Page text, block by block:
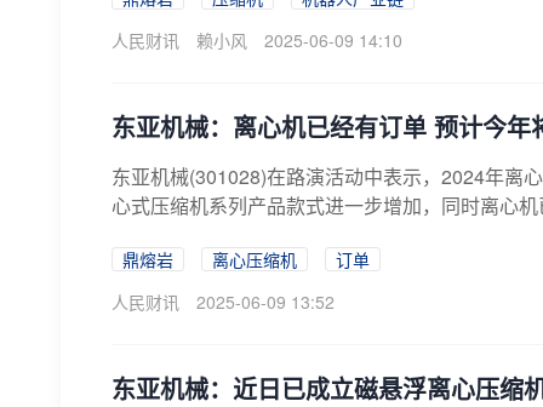
人民财讯
赖小风 2025-06-09 14:10
东亚机械：离心机已经有订单 预计今年
东亚机械(301028)在路演活动中表示，2024年离
心式压缩机系列产品款式进一步增加，同时离心
鼎熔岩 离心压缩机
订单
人民财讯
2025-06-09 13:52
东亚机械：近日已成立磁悬浮离心压缩